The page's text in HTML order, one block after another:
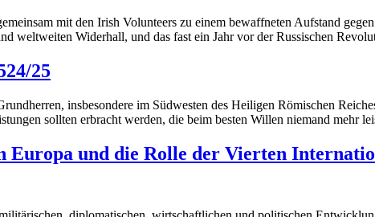
mit den Irish Volunteers zu einem bewaffneten Aufstand
weltweiten Widerhall, und das fast ein Jahr vor der Russischen
25
insbesondere im Südwesten des Heiligen Römischen
sollten erbracht werden, die beim besten Willen niemand mehr
Europa und die Rolle der Vierten